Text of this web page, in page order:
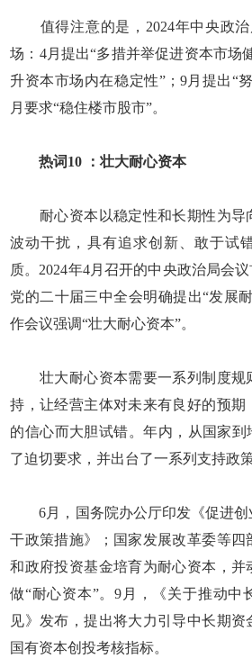
值得注意的是，2024年中央政治
场：4月提出“多措并举促进资本市场
升资本市场内在稳定性”；9月提出“
月要求“稳住楼市股市”。
热词10 ：壮大耐心资本
耐心资本以稳定性和长期性为导
波动干扰，具有追求创新、敢于试
质。2024年4月召开的中央政治局会议
党的二十届三中全会明确提出“发展
作会议强调“壮大耐心资本”。
壮大耐心资本需要一系列制度规
持，让经营主体对未来有良好的预期
的信心而大胆试错。年内，从国家到
了迫切要求，并出台了一系列支持政策
6月，国务院办公厅印发《促进创
干政策措施》；国家发展改革委等四
和政府投资基金培育为耐心资本，并
做“耐心资本”。9月，《关于推动中
见》发布，提出将大力引导中长期
国有资本创投考核指标。